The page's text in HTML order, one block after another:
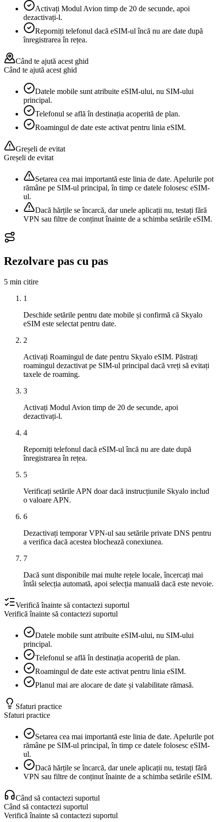
Activați Modul Avion timp de 20 de secunde, apoi
dezactivați-l.
Reporniți telefonul dacă eSIM-ul încă nu are date după
înregistrarea în rețea.
Când te ajută acest ghid
Când te ajută acest ghid
Datele mobile sunt atribuite eSIM-ului, nu SIM-ului
principal.
Telefonul se află în destinația acoperită de plan.
Roamingul de date este activat pentru linia eSIM.
Greșeli de evitat
Greșeli de evitat
Setarea cea mai importantă este linia de date. Apelurile pot
rămâne pe SIM-ul principal, în timp ce datele folosesc eSIM-
ul.
Dacă hărțile se încarcă, dar unele aplicații nu, testați fără
VPN sau filtre de conținut înainte de a schimba setările eSIM.
Rezolvare pas cu pas
5 min citire
1
Deschide setările pentru date mobile și confirmă că Skyalo
eSIM este selectat pentru date.
2
Activați Roamingul de date pentru Skyalo eSIM. Păstrați
roamingul dezactivat pe SIM-ul principal dacă vreți să evitați
taxele de roaming.
3
Activați Modul Avion timp de 20 de secunde, apoi
dezactivați-l.
4
Reporniți telefonul dacă eSIM-ul încă nu are date după
înregistrarea în rețea.
5
Verificați setările APN doar dacă instrucțiunile Skyalo includ
o valoare APN.
6
Dezactivați temporar VPN-ul sau setările private DNS pentru
a verifica dacă acestea blochează conexiunea.
7
Dacă sunt disponibile mai multe rețele locale, încercați mai
întâi selecția automată, apoi selecția manuală dacă este nevoie.
Verifică înainte să contactezi suportul
Verifică înainte să contactezi suportul
Datele mobile sunt atribuite eSIM-ului, nu SIM-ului
principal.
Telefonul se află în destinația acoperită de plan.
Roamingul de date este activat pentru linia eSIM.
Planul mai are alocare de date și valabilitate rămasă.
Sfaturi practice
Sfaturi practice
Setarea cea mai importantă este linia de date. Apelurile pot
rămâne pe SIM-ul principal, în timp ce datele folosesc eSIM-
ul.
Dacă hărțile se încarcă, dar unele aplicații nu, testați fără
VPN sau filtre de conținut înainte de a schimba setările eSIM.
Când să contactezi suportul
Când să contactezi suportul
Verifică înainte să contactezi suportul